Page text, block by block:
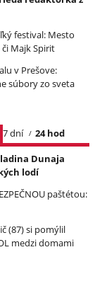
festival: Mesto
Majk Spirit
v Prešove:
súbory zo sveta
7 dní
24 hod
Dunaja
lodí
paštétou:
(87) si pomýlil
medzi domami